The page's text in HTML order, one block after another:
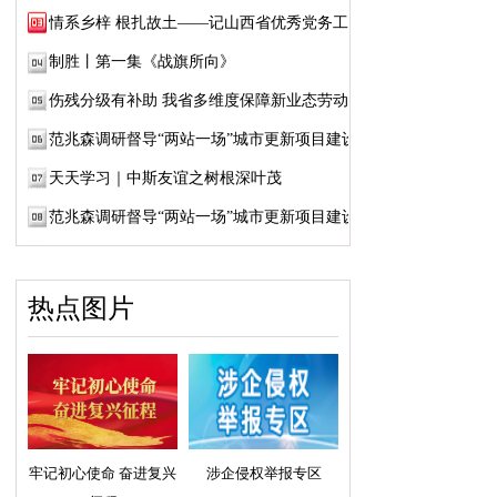
情系乡梓 根扎故土——记山西省优秀党务工作...
制胜丨第一集《战旗所向》
伤残分级有补助 我省多维度保障新业态劳动者...
范兆森调研督导“两站一场”城市更新项目建设
天天学习｜中斯友谊之树根深叶茂
范兆森调研督导“两站一场”城市更新项目建设
热点图片
牢记初心使命 奋进复兴
涉企侵权举报专区